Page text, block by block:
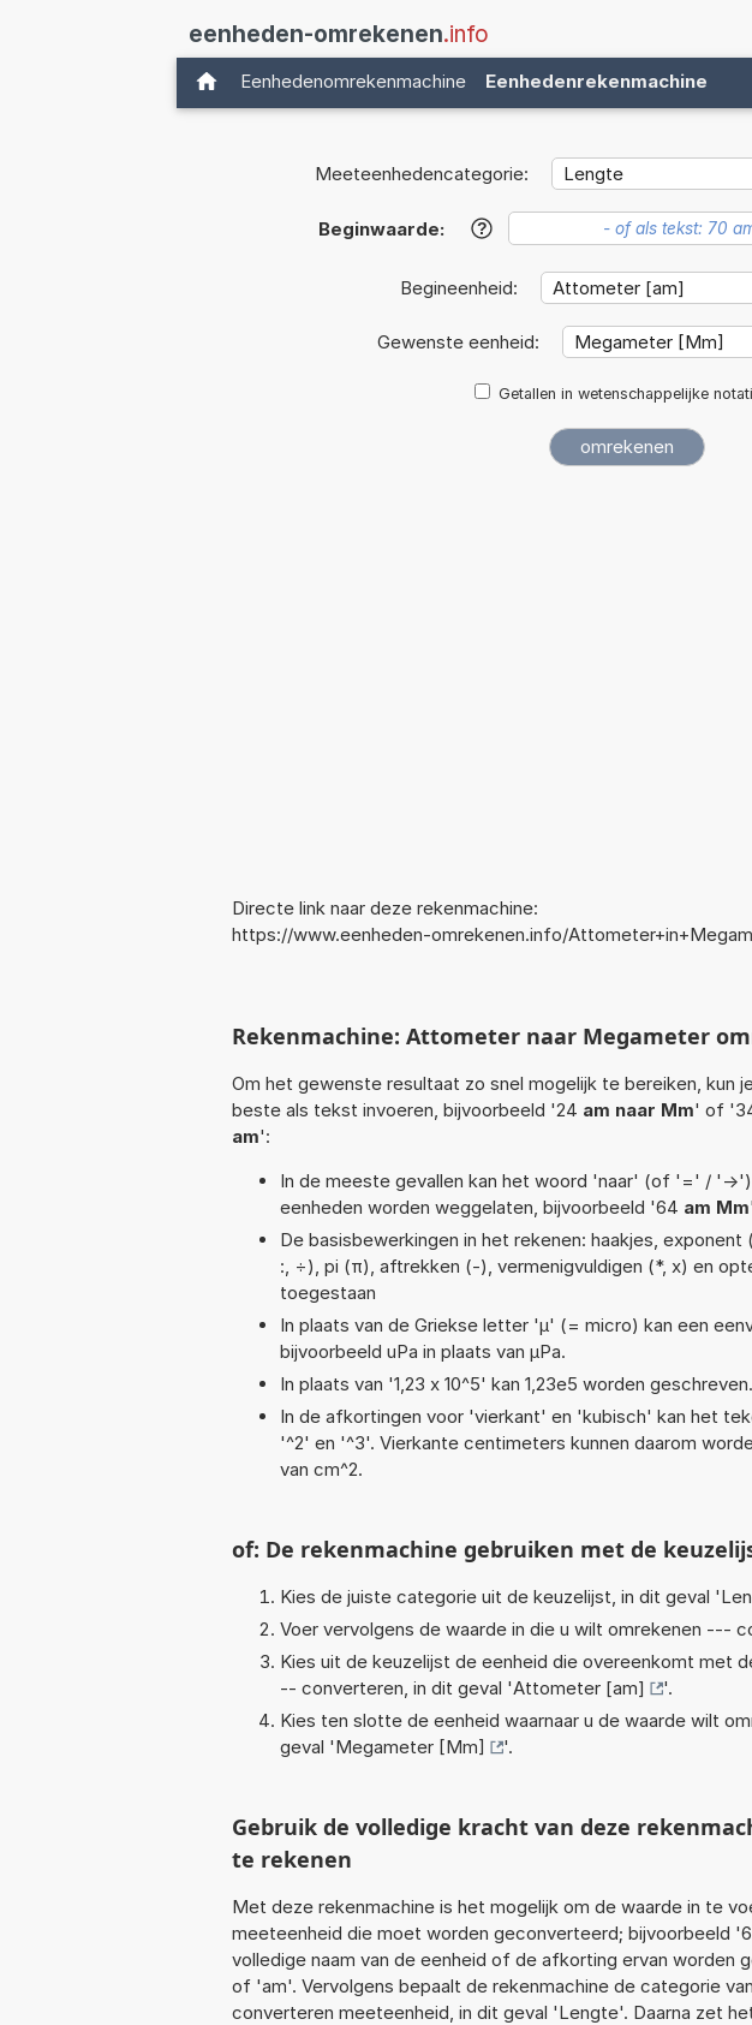
eenheden-omrekenen.info
Eenhedenomrekenmachine Eenhedenrekenmachine
Meeteenhedencategorie:
Beginwaarde: ?
Begineenheid:
Gewenste eenheid:
Getallen in wetenschappelijke
Directe link naar deze rekenmachine:
https://www.eenheden-omrekenen.info/
Rekenmachine: Attometer naar Megameter
Om het gewenste resultaat zo snel mogelijk te bereiken, kun
beste als tekst invoeren, bijvoorbeeld '24 am naar Mm' of
am':
In de meeste gevallen kan het woord 'naar' (of '=' / '-
eenheden worden weggelaten, bijvoorbeeld '64 am Mm
De basisbewerkingen in het rekenen: haakjes,
:, ÷), pi (π), aftrekken (-), vermenigvuldigen (*, x) en
toegestaan
In plaats van de Griekse letter 'µ' (= micro) kan een
bijvoorbeeld uPa in plaats van µPa.
In plaats van '1,23 x 10^5' kan 1,23e5 worden
In de afkortingen voor 'vierkant' en 'kubisch' kan het
'^2' en '^3'. Vierkante centimeters kunnen daarom
van cm^2.
of: De rekenmachine gebruiken met de
Kies de juiste categorie uit de keuzelijst, in dit geval '
Voer vervolgens de waarde in die u wilt omrekenen ---
Kies uit de keuzelijst de eenheid die overeenkomt met
-- converteren, in dit geval 'Attometer [am]
'.
Kies ten slotte de eenheid waarnaar u de waarde wilt
geval 'Megameter [Mm] '.
Gebruik de volledige kracht van deze
te rekenen
Met deze rekenmachine is het mogelijk om de waarde in te
meeteenheid die moet worden geconverteerd; bijvoorbeeld
volledige naam van de eenheid of de afkorting ervan worden
of 'am'. Vervolgens bepaalt de rekenmachine de categorie
converteren meeteenheid, in dit geval 'Lengte'. Daarna zet